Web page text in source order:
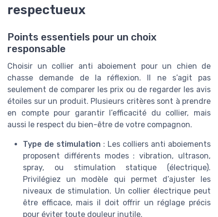
respectueux
Points essentiels pour un choix
responsable
Choisir un collier anti aboiement pour un chien de
chasse demande de la réflexion. Il ne s’agit pas
seulement de comparer les prix ou de regarder les avis
étoiles sur un produit. Plusieurs critères sont à prendre
en compte pour garantir l’efficacité du collier, mais
aussi le respect du bien-être de votre compagnon.
Type de stimulation : Les colliers anti aboiements
proposent différents modes : vibration, ultrason,
spray, ou stimulation statique (électrique).
Privilégiez un modèle qui permet d’ajuster les
niveaux de stimulation. Un collier électrique peut
être efficace, mais il doit offrir un réglage précis
pour éviter toute douleur inutile.